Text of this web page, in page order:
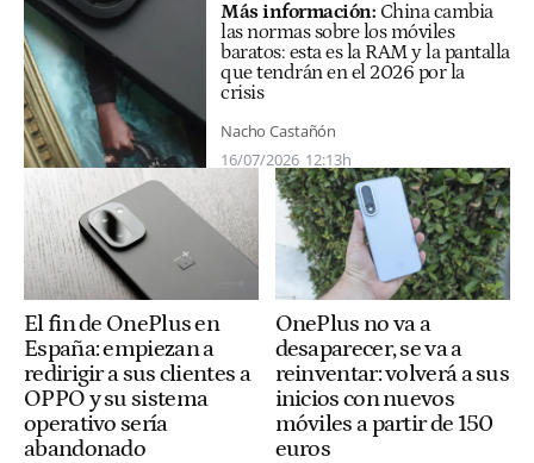
Más información: China cambia
las normas sobre los móviles
baratos: esta es la RAM y la pantalla
que tendrán en el 2026 por la
crisis
Nacho Castañón
16/07/2026 12:13h
El fin de OnePlus en
España: empiezan a
redirigir a sus clientes a
OPPO y su sistema
operativo sería
abandonado
OnePlus no va a
desaparecer, se va a
reinventar: volverá a sus
inicios con nuevos
móviles a partir de 150
euros